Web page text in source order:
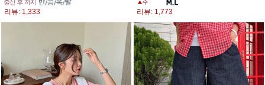
리뷰: 1,333 리뷰: 1,773